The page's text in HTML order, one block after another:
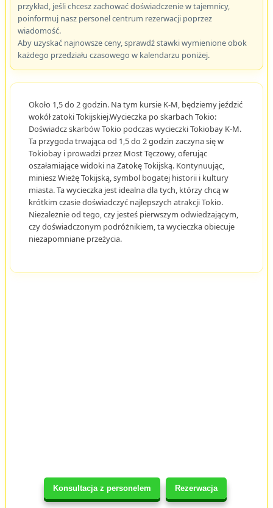
Konsultacja z personelem Rezerwacja
przykład, jeśli chcesz zachować doświadczenie w tajemnicy,
poinformuj nasz personel centrum rezerwacji poprzez
wiadomość.
Aby uzyskać najnowsze ceny, sprawdź stawki wymienione obok
każdego przedziału czasowego w kalendarzu poniżej.
Około 1,5 do 2 godzin. Na tym kursie K-M, będziemy jeździć
wokół zatoki Tokijskiej.Wycieczka po skarbach Tokio:
Doświadcz skarbów Tokio podczas wycieczki Tokiobay K-M.
Ta przygoda trwająca od 1,5 do 2 godzin zaczyna się w
Tokiobay i prowadzi przez Most Tęczowy, oferując
oszałamiające widoki na Zatokę Tokijską. Kontynuując,
miniesz Wieżę Tokijską, symbol bogatej historii i kultury
miasta. Ta wycieczka jest idealna dla tych, którzy chcą w
krótkim czasie doświadczyć najlepszych atrakcji Tokio.
Niezależnie od tego, czy jesteś pierwszym odwiedzającym,
czy doświadczonym podróżnikiem, ta wycieczka obiecuje
niezapomniane przeżycia.